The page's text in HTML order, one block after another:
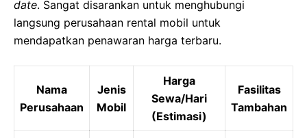
date. Sangat disarankan untuk menghubungi
langsung perusahaan rental mobil untuk
mendapatkan penawaran harga terbaru.
Nama
Perusahaan
Jenis
Mobil
Harga
Sewa/Hari
(Estimasi)
Fasilitas
Tambahan